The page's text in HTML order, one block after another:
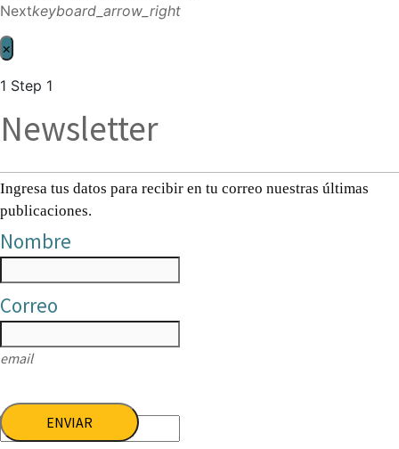
Nextkeyboard_arrow_right
×
1 Step 1
Newsletter
Ingresa tus datos para recibir en tu correo nuestras últimas
publicaciones.
Nombre
Correo
email
ENVIAR